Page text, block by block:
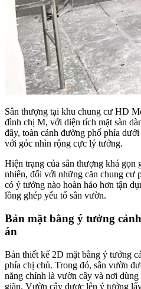
Sân thượng tại khu chung cư HD
đình chị M, với diện tích mặt sàn
đây, toàn cảnh đường phố phía
với góc nhìn rộng cực lý tưởng.
Hiện trạng của sân thượng khá gọn
nhiên, đối với những căn chung cư
có ý tưởng nào hoàn hảo hơn tận
lồng ghép yếu tố sân vườn.
Bản mặt bằng ý tưởng
án
Bản thiết kế 2D mặt bằng ý tưởng
phía chị chủ. Trong đó, sân vườn
năng chính là vườn cây và nơi
giãn. Vườn cây được lên ý tưởng